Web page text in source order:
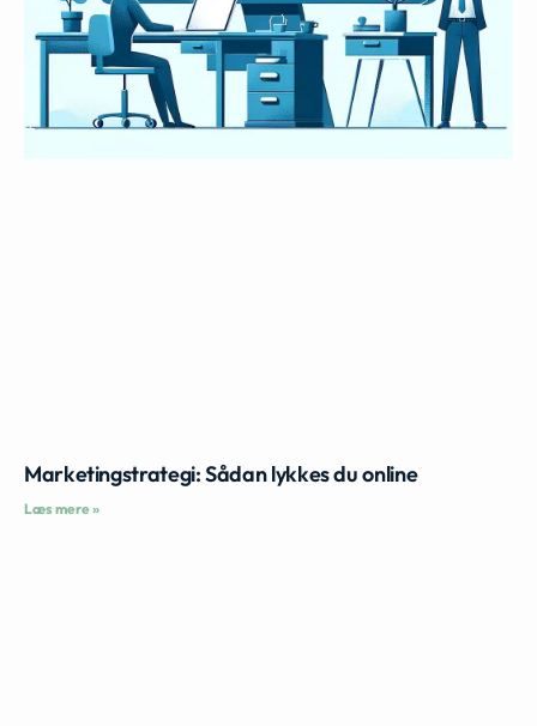
Marketingstrategi: Sådan lykkes du online
Læs mere »